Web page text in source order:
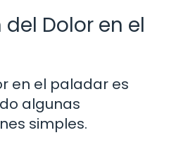
Dolor en el
en el paladar es
algunas
simples.